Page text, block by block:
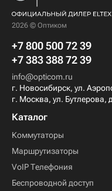
2026 © Оптиком
+7 800 500 72 39
+7 383 388 72 39
info@opticom.ru
г. Новосибирск, ул.
г. Москва, ул. Бутлерова,
Каталог
Коммутаторы
Маршрутизаторы
VoIP Телефония
Беспроводной доступ